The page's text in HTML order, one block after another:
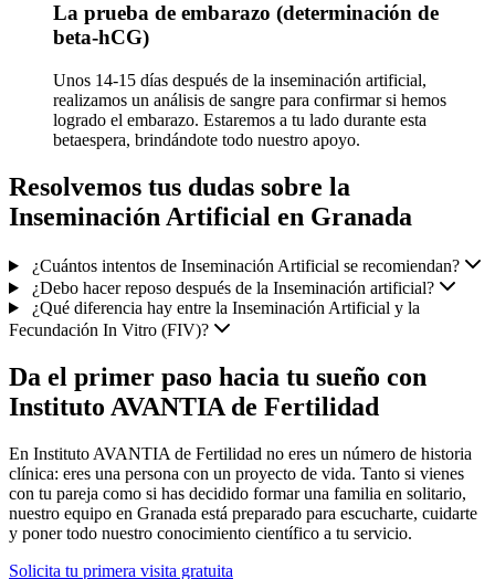
La prueba de embarazo (determinación de
beta-hCG)
Unos 14-15 días después de la inseminación artificial,
realizamos un análisis de sangre para confirmar si hemos
logrado el embarazo. Estaremos a tu lado durante esta
betaespera, brindándote todo nuestro apoyo.
Resolvemos tus dudas sobre la
Inseminación Artificial en Granada
¿Cuántos intentos de Inseminación Artificial se recomiendan?
¿Debo hacer reposo después de la Inseminación artificial?
¿Qué diferencia hay entre la Inseminación Artificial y la
Fecundación In Vitro (FIV)?
Da el primer paso hacia tu sueño con
Instituto AVANTIA de Fertilidad
En Instituto AVANTIA de Fertilidad no eres un número de historia
clínica: eres una persona con un proyecto de vida. Tanto si vienes
con tu pareja como si has decidido formar una familia en solitario,
nuestro equipo en Granada está preparado para escucharte, cuidarte
y poner todo nuestro conocimiento científico a tu servicio.
Solicita tu primera visita gratuita